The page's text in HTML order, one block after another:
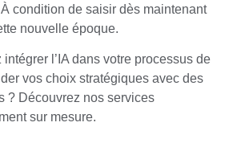
condition de saisir dès maintenant
nouvelle époque.
l’IA dans votre processus de
vos choix stratégiques avec des
? Découvrez nos services
sur mesure.